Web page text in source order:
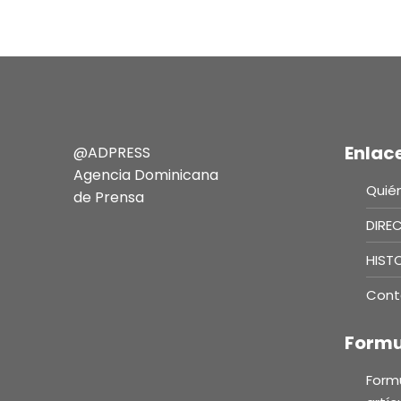
@ADPRESS
Agencia Dominicana
de Prensa